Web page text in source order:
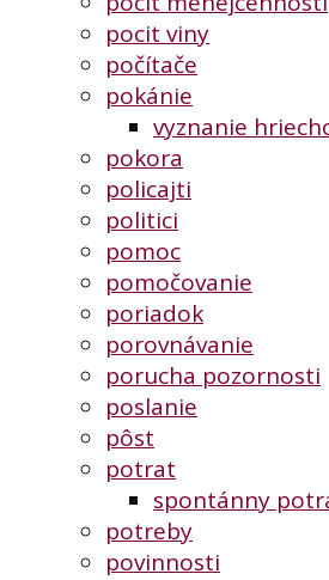
pocit viny
počítače
pokánie
vyznanie
pokora
policajti
politici
pomoc
pomočovanie
poriadok
porovnávanie
porucha pozornosti
poslanie
pôst
potrat
spontánny
potreby
povinnosti